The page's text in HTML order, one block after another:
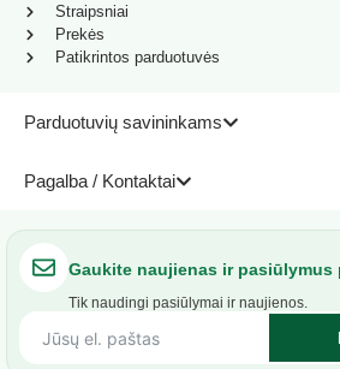
Parduotuvių savininkams
Pagalba / Kontaktai
Straipsniai
Prekės
Patikrintos parduotuvės
Gaukite naujienas ir pasiūlymus
Tik naudingi pasiūlymai ir naujienos.